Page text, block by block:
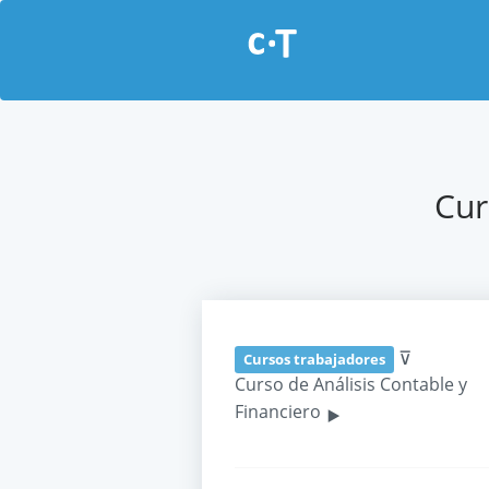
Cursos trabajadores ⊽
Curso de Análisis Contable y
Financiero ‣